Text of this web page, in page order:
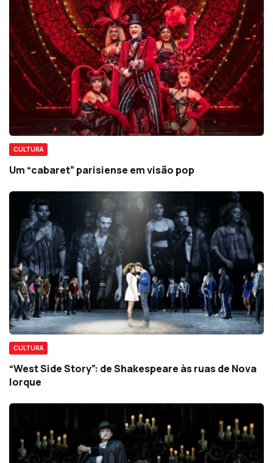
CULTURA
Um “cabaret” parisiense em visão pop
CULTURA
“West Side Story”: de Shakespeare às ruas de Nova
Iorque